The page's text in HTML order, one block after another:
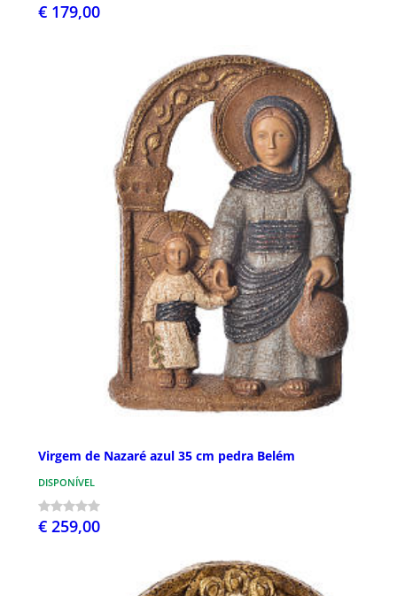
€ 179,00
Virgem de Nazaré azul 35 cm pedra Belém
DISPONÍVEL
€ 259,00